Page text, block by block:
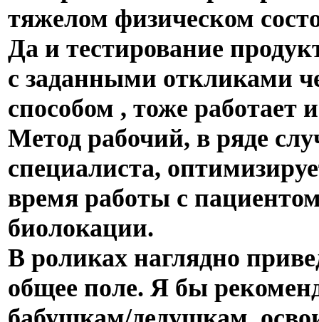
тяжелом физическом
Да и тестирование
с заданными откликами
способом , тоже работает
Метод рабочий, в ряде
специалиста,
время работы с
биолокации.
В роликах наглядно
общее поле. Я бы